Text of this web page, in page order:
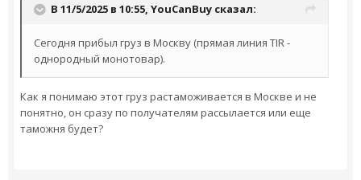
В 11/5/2025 в 10:55, YouCanBuy сказал:
Сегодня прибыл груз в Москву (прямая линия TIR -
однородный монотовар).
Как я понимаю этот груз растаможивается в Москве и не
понятно, он сразу по получателям рассылается или еще
таможня будет?